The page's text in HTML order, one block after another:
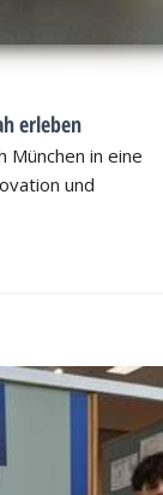
erleben
München in eine
und